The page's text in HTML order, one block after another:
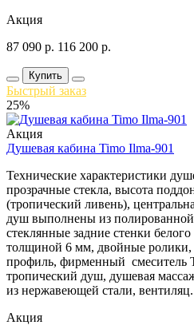
Акция
87 090 р. 116 200 р.
Купить
Быстрый заказ
25%
Акция
Душевая кабина Timo Ilma-901
Технические характеристики
прозрачные стекла, высота
(тропический ливень),
душ выполнены из
стеклянные задние стенки
толщиной 6 мм, двойные
профиль, фирменный смеситель
тропический душ, душевая
из нержавеющей стали,
Акция